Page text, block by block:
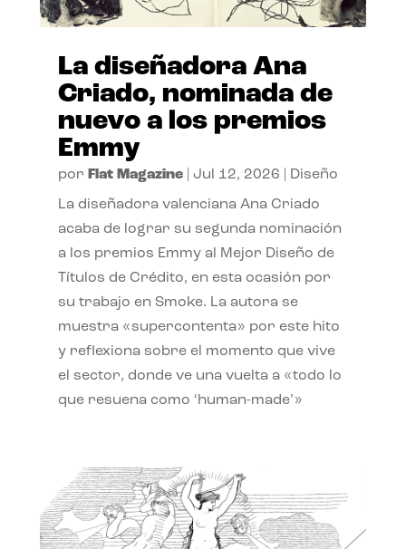
La diseñadora Ana
Criado, nominada de
nuevo a los premios
Emmy
por Flat Magazine| Jul 12, 2026 Diseño
La diseñadora valenciana Ana Criado
acaba de lograr su segunda nominación
a los premios Emmy al Mejor Diseño de
Títulos de Crédito, en esta ocasión por
su trabajo en Smoke. La autora se
muestra «supercontenta» por este hito
y reflexiona sobre el momento que vive
el sector, donde ve una vuelta a «todo lo
que resuena como ‘human-made’»